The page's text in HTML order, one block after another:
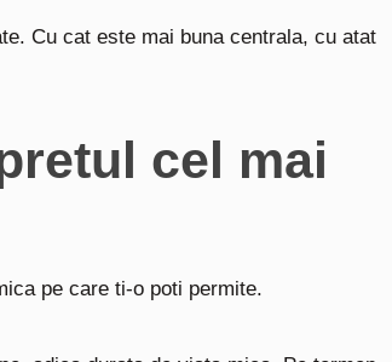
Cu cat este mai buna centrala, cu atat
cel mai
pe care ti-o poti permite.